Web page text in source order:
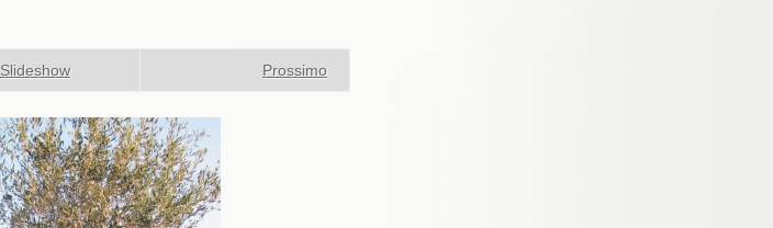
Slideshow Prossimo